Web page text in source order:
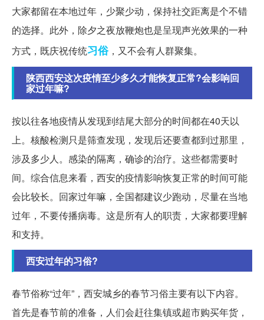
大家都留在本地过年，少聚少动，保持社交距离是个不错
的选择。此外，除夕之夜放鞭炮也是呈现声光效果的一种
方式，既庆祝传统习俗，又不会有人群聚集。
陕西西安这次疫情至少多久才能恢复正常?会影响回
家过年嘛?
按以往各地疫情从发现到结尾大部分的时间都在40天以
上。核酸检测只是筛查发现，发现后还要查都到过那里，
涉及多少人。感染的隔离，确诊的治疗。这些都需要时
间。综合信息来看，西安的疫情影响恢复正常的时间可能
会比较长。回家过年嘛，全国都建议少跑动，尽量在当地
过年，不要传播病毒。这是所有人的职责，大家都要理解
和支持。
西安过年的习俗?
春节俗称“过年”，西安城乡的春节习俗主要有以下内容。
首先是春节前的准备，人们会赶往集镇或超市购买年货，